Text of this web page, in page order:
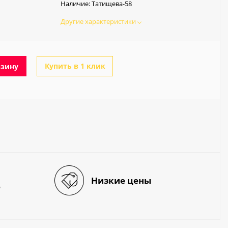
Наличие:Татищева-58
Другие характеристики
Купить в 1 клик
Низкие цены